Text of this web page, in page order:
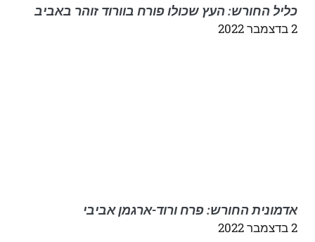
כליל החורש: העץ שכולו פורח בוורוד זוהר באביב
2 בדצמבר 2022
אדמונית החורש: פרח ורוד-ארגמן אביבי
2 בדצמבר 2022